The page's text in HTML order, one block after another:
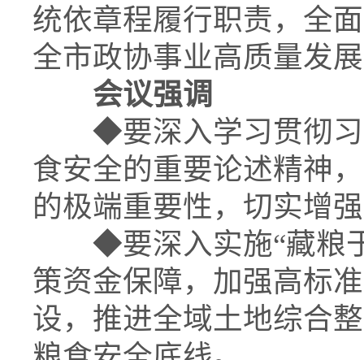
统依章程履行职责，全
全市政协事业高质量发
会议强调
◆要深入学习贯彻
食安全的重要论述精神
的极端重要性，切实增
◆要深入实施“藏粮
策资金保障，加强高标
设，推进全域土地综合